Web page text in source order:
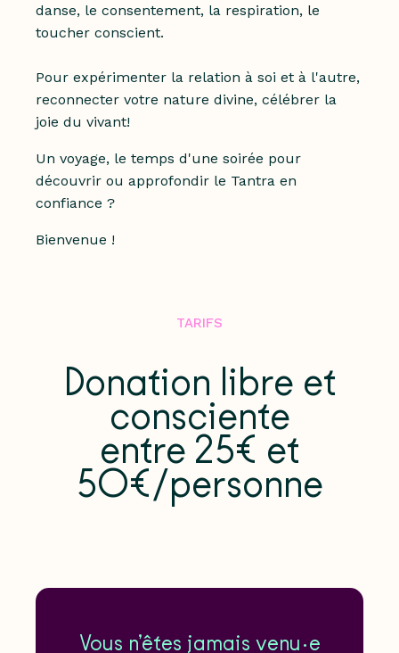
danse, le consentement, la respiration, le
toucher conscient.
Pour expérimenter la relation à soi et à l'autre,
reconnecter votre nature divine, célébrer la
joie du vivant!
Un voyage, le temps d'une soirée pour
découvrir ou approfondir le Tantra en
confiance ?
Bienvenue !
TARIFS
Donation libre et
consciente
entre 25€ et
50€/personne
Vous n’êtes jamais venu·e